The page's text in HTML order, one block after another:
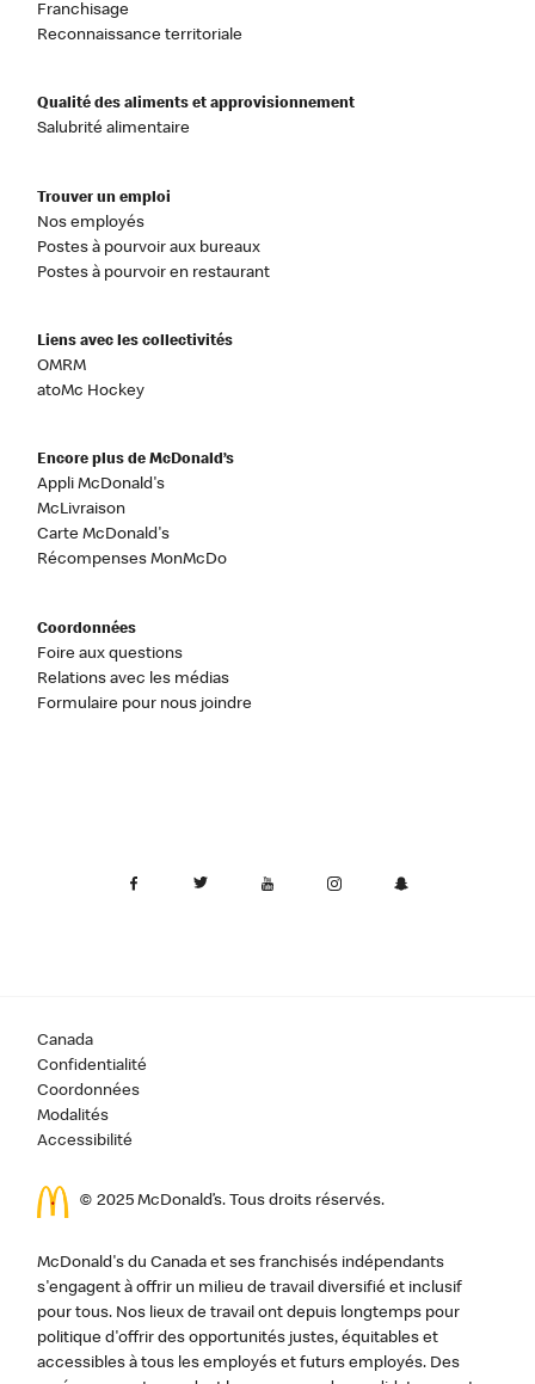
Franchisage
Reconnaissance territoriale
Qualité des aliments et approvisionnement
Salubrité alimentaire
Trouver un emploi
Nos employés
Postes à pourvoir aux bureaux
Postes à pourvoir en restaurant
Liens avec les collectivités
OMRM
atoMc Hockey
Encore plus de McDonald’s
Appli McDonald's
McLivraison
Carte McDonald's
Récompenses MonMcDo
Coordonnées
Foire aux questions
Relations avec les médias
Formulaire pour nous joindre
Canada
Confidentialité
Coordonnées
Modalités
Accessibilité
© 2025 McDonald’s. Tous droits réservés.
McDonald's du Canada et ses franchisés indépendants
s'engagent à offrir un milieu de travail diversifié et inclusif
pour tous. Nos lieux de travail ont depuis longtemps pour
politique d'offrir des opportunités justes, équitables et
accessibles à tous les employés et futurs employés. Des